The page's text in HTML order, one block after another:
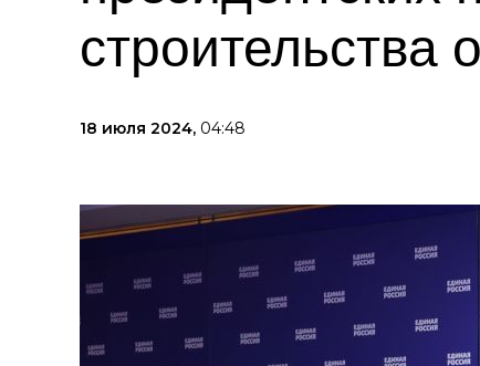
строительства
18 июля 2024, 04:48